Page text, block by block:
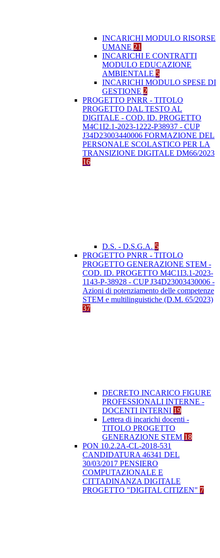
INCARICHI MODULO RISORSE
UMANE 21
INCARICHI E CONTRATTI
MODULO EDUCAZIONE
AMBIENTALE 5
INCARICHI MODULO SPESE DI
GESTIONE 2
PROGETTO PNRR - TITOLO
PROGETTO DAL TESTO AL
DIGITALE - COD. ID. PROGETTO
M4C1I2.1-2023-1222-P38937 - CUP
J34D23003440006 FORMAZIONE DEL
PERSONALE SCOLASTICO PER LA
TRANSIZIONE DIGITALE DM66/2023
16
D.S. - D.S.G.A. 5
PROGETTO PNRR - TITOLO
PROGETTO GENERAZIONE STEM -
COD. ID. PROGETTO M4C1I3.1-2023-
1143-P-38928 - CUP J34D23003430006 -
Azioni di potenziamento delle competenze
STEM e multilinguistiche (D.M. 65/2023)
37
DECRETO INCARICO FIGURE
PROFESSIONALI INTERNE -
DOCENTI INTERNI 19
Lettera di incarichi docenti -
TITOLO PROGETTO
GENERAZIONE STEM 18
PON 10.2.2A-CL-2018-531
CANDIDATURA 46341 DEL
30/03/2017 PENSIERO
COMPUTAZIONALE E
CITTADINANZA DIGITALE
PROGETTO "DIGITAL CITIZEN" 7